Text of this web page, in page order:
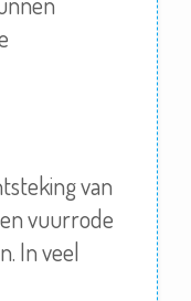
van
vuurrode
In veel